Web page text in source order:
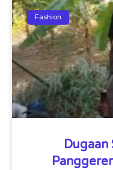
Fashion
Dugaan